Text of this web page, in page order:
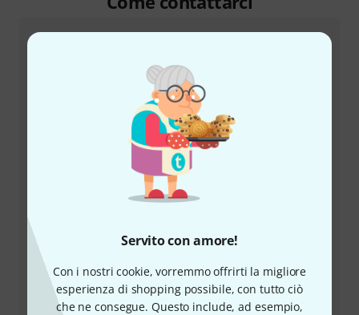
Servito con amore!
Con i nostri cookie, vorremmo offrirti la migliore
esperienza di shopping possibile, con tutto ciò
che ne consegue. Questo include, ad esempio,
+39-0636154709
Il nostro servizio clienti è a disposizione in caso di
domande o problemi dopo l'acquisto.
Prepara il tuo numero cliente